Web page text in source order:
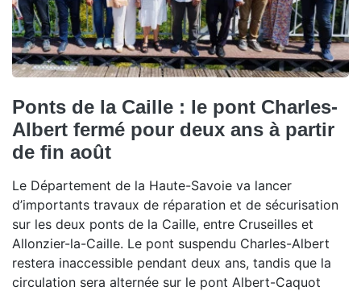
Ponts de la Caille : le pont Charles-
Albert fermé pour deux ans à partir
de fin août
Le Département de la Haute-Savoie va lancer
d’importants travaux de réparation et de sécurisation
sur les deux ponts de la Caille, entre Cruseilles et
Allonzier-la-Caille. Le pont suspendu Charles-Albert
restera inaccessible pendant deux ans, tandis que la
circulation sera alternée sur le pont Albert-Caquot